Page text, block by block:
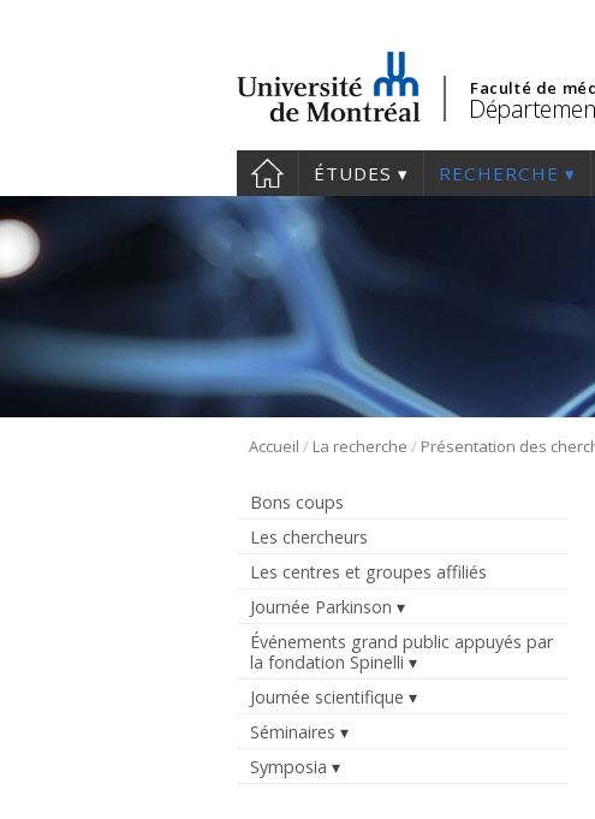
Faculté de
ÉTUDES RECHERCHE
Accueil / La recherche /
Bons coups
Les chercheurs
Les centres et groupes affiliés
Journée Parkinson
Événements grand public appuyés par
la fondation Spinelli
Journée scientifique
Séminaires
Symposia